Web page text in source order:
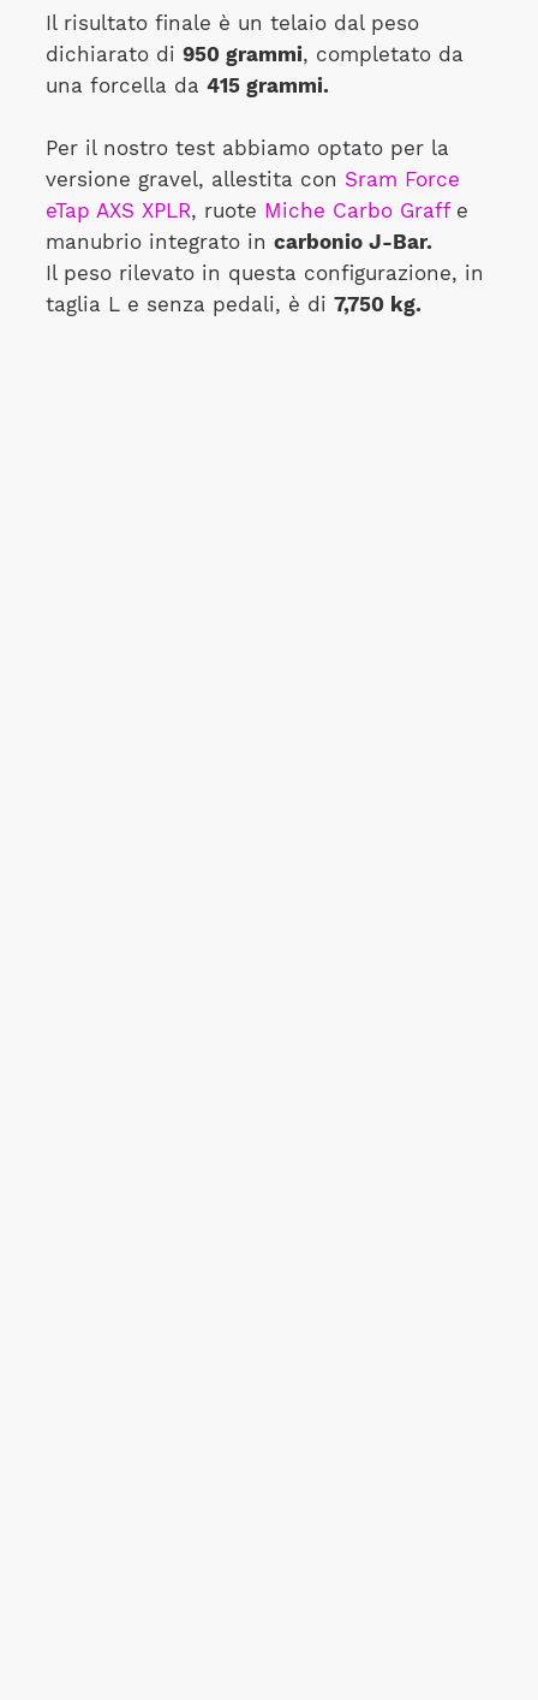
Il risultato finale è un telaio dal peso
dichiarato di 950 grammi, completato da
una forcella da 415 grammi.
Per il nostro test abbiamo optato per la
versione gravel, allestita con Sram Force
eTap AXS XPLR, ruote Miche Carbo Graffe
manubrio integrato in carbonio J-Bar.
Il peso rilevato in questa configurazione, in
taglia L e senza pedali, è di 7,750 kg.